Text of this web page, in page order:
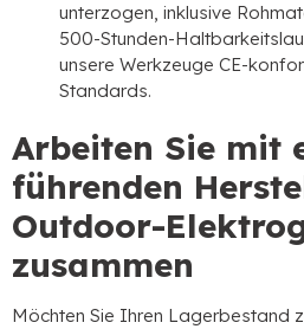
unterzogen, inklusive
500-Stunden-
unsere Werkzeuge CE-
Standards.
Arbeiten Sie mit
führenden
Outdoor-
zusammen
Möchten Sie Ihren Lagerbestand